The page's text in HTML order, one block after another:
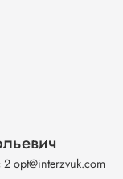
opt@interzvuk.com